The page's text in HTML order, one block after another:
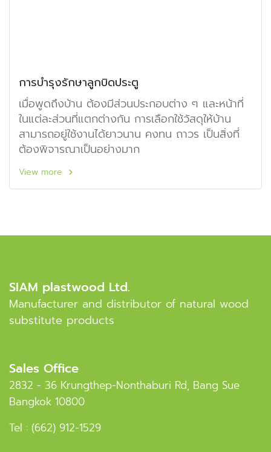
การบำรุงรักษาลูกบิดประตู
เมื่อพูดถึงบ้าน ต้องมีส่วนประกอบต่าง ๆ และหน้าที่
ในแต่ละส่วนที่แตกต่างกัน การเลือกใช้วัสดุให้บ้าน
สามารถอยู่ใช้งานได้ยาวนาน คงทน ถาวร เป็นสิ่งที่
ต้องพิจารณาเป็นอย่างมาก
View more
SIAM plastwood Ltd.
Manufacturer and distributor of natural wood
substitute products
Sales Office
2832 - 36 Krungthep-Nonthaburi Rd, Bang Sue
Bangkok 10800
Tel : (662) 912-1529